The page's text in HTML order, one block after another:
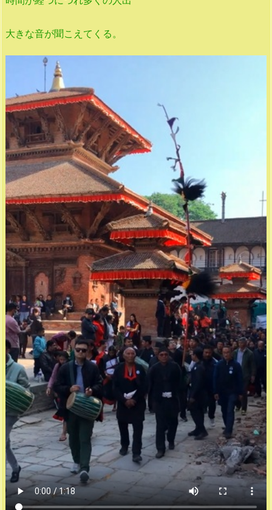
大きな音が聞こえてくる。